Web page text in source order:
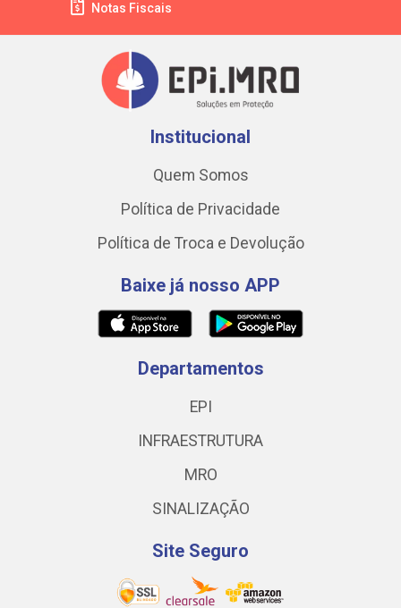
Notas Fiscais
Institucional
Quem Somos
Política de Privacidade
Política de Troca e Devolução
Baixe já nosso APP
Departamentos
EPI
INFRAESTRUTURA
MRO
SINALIZAÇÃO
Site Seguro